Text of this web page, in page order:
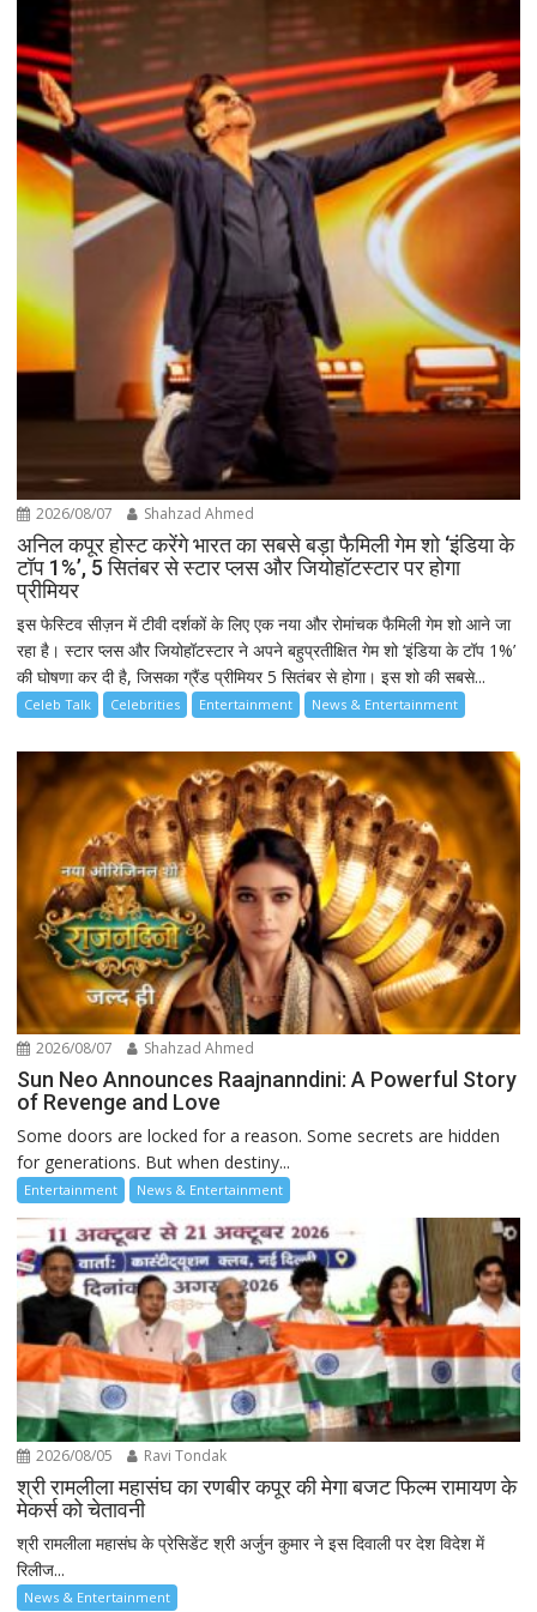
2026/08/07 Shahzad Ahmed
अनिल कपूर होस्ट करेंगे भारत का सबसे बड़ा फैमिली गेम शो ‘इंडिया के
टॉप 1%’, 5 सितंबर से स्टार प्लस और जियोहॉटस्टार पर होगा
प्रीमियर
इस फेस्टिव सीज़न में टीवी दर्शकों के लिए एक नया और रोमांचक फैमिली गेम शो आने जा
रहा है। स्टार प्लस और जियोहॉटस्टार ने अपने बहुप्रतीक्षित गेम शो ‘इंडिया के टॉप 1%’
की घोषणा कर दी है, जिसका ग्रैंड प्रीमियर 5 सितंबर से होगा। इस शो की सबसे...
Celeb Talk Celebrities Entertainment News & Entertainment
2026/08/07 Shahzad Ahmed
Sun Neo Announces Raajnanndini: A Powerful Story
of Revenge and Love
Some doors are locked for a reason. Some secrets are hidden
for generations. But when destiny...
Entertainment News & Entertainment
2026/08/05 Ravi Tondak
श्री रामलीला महासंघ का रणबीर कपूर की मेगा बजट फिल्म रामायण के
मेकर्स को चेतावनी
श्री रामलीला महासंघ के प्रेसिडेंट श्री अर्जुन कुमार ने इस दिवाली पर देश विदेश में
रिलीज...
News & Entertainment